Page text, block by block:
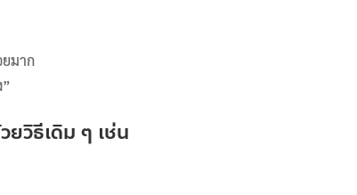
มาก
วิธีเดิม ๆ เช่น